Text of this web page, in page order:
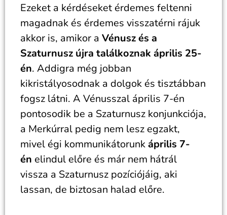
Ezeket a kérdéseket érdemes feltenni
magadnak és érdemes visszatérni rájuk
akkor is, amikor a Vénusz és a
Szaturnusz újra találkoznak április 25-
én. Addigra még jobban
kikristályosodnak a dolgok és tisztábban
fogsz látni. A Vénusszal április 7-én
pontosodik be a Szaturnusz konjunkciója,
a Merkúrral pedig nem lesz egzakt,
mivel égi kommunikátorunk április 7-
én elindul előre és már nem hátrál
vissza a Szaturnusz pozíciójáig, aki
lassan, de biztosan halad előre.